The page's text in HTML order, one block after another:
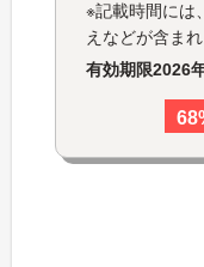
※記載時間には
えなどが含まれ
有効期限2026